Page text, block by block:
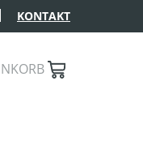
KONTAKT